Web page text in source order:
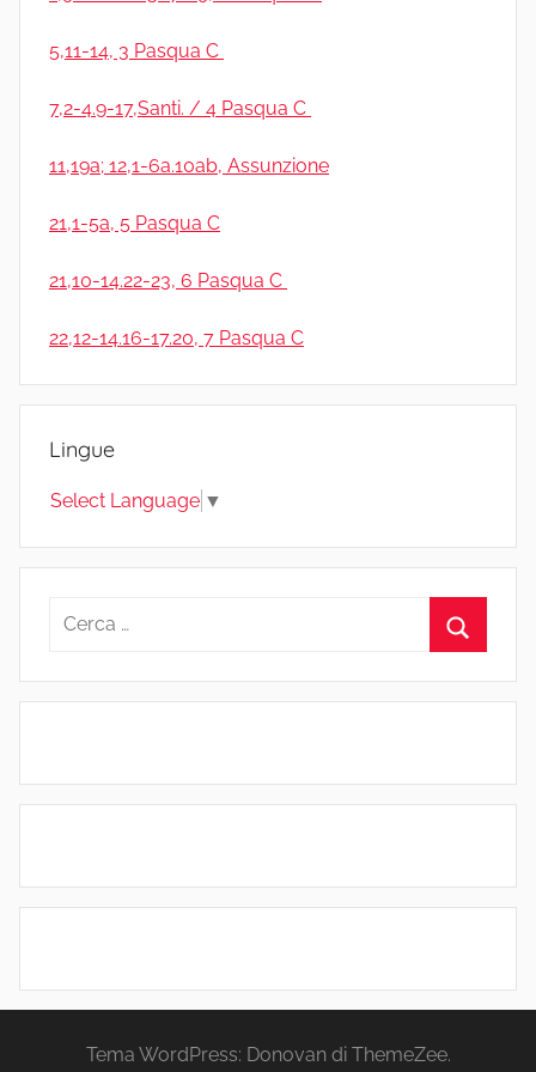
5,11-14, 3 Pasqua C
7,2-4.9-17,Santi. / 4 Pasqua C
11,19a; 12,1-6a.10ab, Assunzione
21,1-5a, 5 Pasqua C
21,10-14.22-23, 6 Pasqua C
22,12-14.16-17.20, 7 Pasqua C
Lingue
Select Language ▼
Ricerca
Tema WordPress: Donovan di ThemeZee.